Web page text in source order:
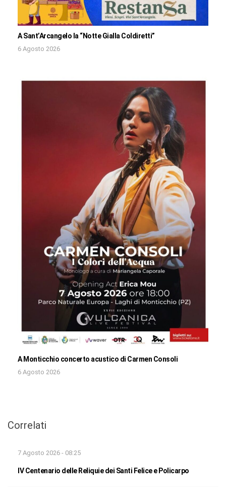
A Sant’Arcangelo la “Notte Gialla Coldiretti”
6 Agosto 2026
A Monticchio concerto acustico di Carmen Consoli
6 Agosto 2026
Correlati
7 Agosto 2026 - 08:25
IV Centenario delle Reliquie dei Santi Felice e Policarpo